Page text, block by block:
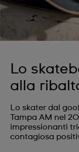
Lo
alla
Lo skater dal
Tampa AM nel
impressionanti
contagiosa